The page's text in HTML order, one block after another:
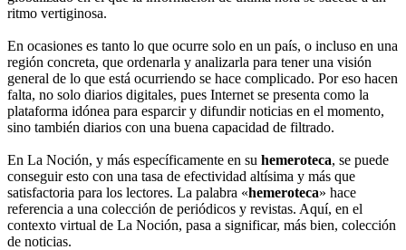
ritmo vertiginosa.
En ocasiones es tanto lo que ocurre solo en un país, o incluso en una
región concreta, que ordenarla y analizarla para tener una visión
general de lo que está ocurriendo se hace complicado. Por eso hacen
falta, no solo diarios digitales, pues Internet se presenta como la
plataforma idónea para esparcir y difundir noticias en el momento,
sino también diarios con una buena capacidad de filtrado.
En La Noción, y más específicamente en su hemeroteca, se puede
conseguir esto con una tasa de efectividad altísima y más que
satisfactoria para los lectores. La palabra «hemeroteca» hace
referencia a una colección de periódicos y revistas. Aquí, en el
contexto virtual de La Noción, pasa a significar, más bien, colección
de noticias.